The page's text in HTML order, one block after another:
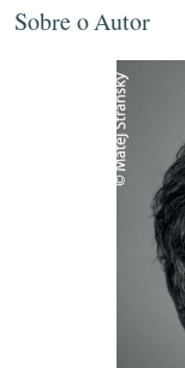
Sobre o Autor